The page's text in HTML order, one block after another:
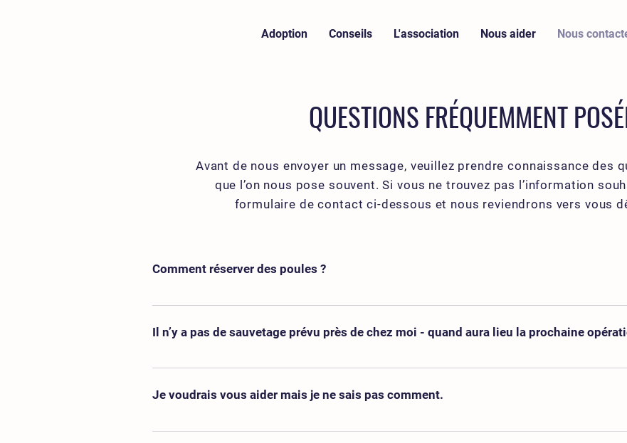
Adoption Conseils L'association Nous aider Nous
QUESTIONS FRÉQUEMMENT
Avant de nous envoyer un message, veuillez prendre connaissance des
que l’on nous pose souvent. Si vous ne trouvez pas l’information
formulaire de contact ci-dessous et nous reviendrons vers vous
Comment réserver des poules ?
Les poules sont disponibles à l’adoption sur réservation uniquement. Allez sur l’onglet adoption
mail quelques jours avant le sauvetage avec toutes les informations ou nous vous contacterons
Il n’y a pas de sauvetage prévu près de chez moi - quand aura lieu la prochaine
Tous les sauvetages sont mis en ligne dès qu’ils ont été organisés. Si aucun sauvetage n’est
Je voudrais vous aider mais je ne sais pas comment.
Il y a de nombreuses façons de nous aider ; en étant sur place ou à distance. N’hésitez pas à nous